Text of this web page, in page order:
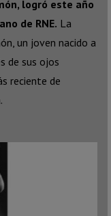
logró este año
de RNE. La
un joven nacido a
de sus ojos
reciente de